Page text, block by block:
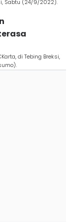
Sabtu (24/9/2022).
di Tebing Breksi,